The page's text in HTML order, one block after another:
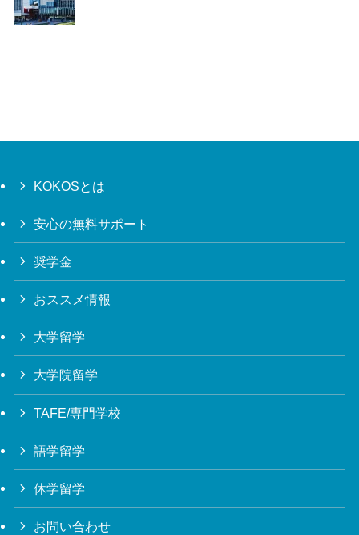
KOKOSとは
安心の無料サポート
奨学金
おススメ情報
大学留学
大学院留学
TAFE/専門学校
語学留学
休学留学
お問い合わせ